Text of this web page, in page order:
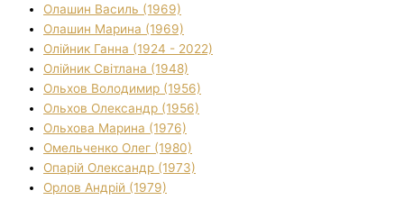
Олашин Василь (1969)
Олашин Марина (1969)
Олійник Ганна (1924 - 2022)
Олійник Світлана (1948)
Ольхов Володимир (1956)
Ольхов Олександр (1956)
Ольхова Марина (1976)
Омельченко Олег (1980)
Опарій Олександр (1973)
Орлов Андрій (1979)